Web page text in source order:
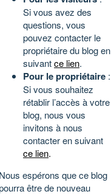
Si vous avez des
questions, vous
pouvez contacter le
propriétaire du blog en
suivantce lien.
Pour le propriétaire :
Si vous souhaitez
rétablir l’accès à votre
blog, nous vous
invitons à nous
contacter en suivant
ce lien.
Nous espérons que ce blog
être de nouveau